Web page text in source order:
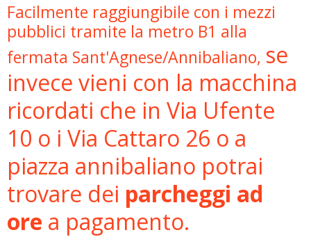
Facilmente raggiungibile con i mezzi
pubblici tramite la metro B1 alla
fermata Sant'Agnese/Annibaliano, se
invece vieni con la macchina
ricordati che in Via Ufente
10 o i Via Cattaro 26 o a
piazza annibaliano potrai
trovare dei parcheggi ad
ore a pagamento.